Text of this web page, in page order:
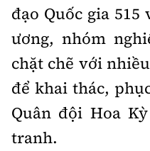
đạo Quốc gia 515
ương, nhóm
chặt chẽ với
để khai thác,
Quân đội Hoa
tranh.